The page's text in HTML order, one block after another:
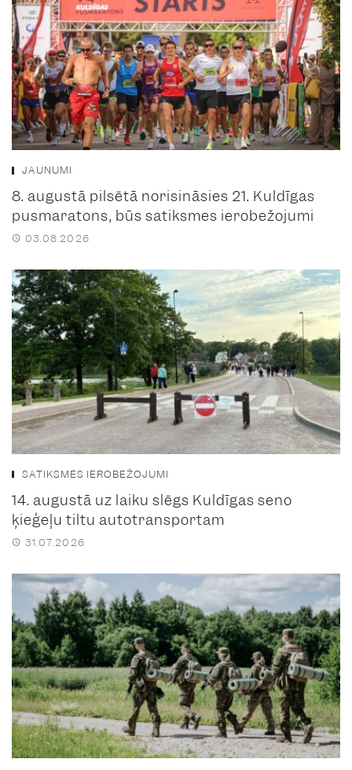
JAUNUMI
8. augustā pilsētā norisināsies 21. Kuldīgas
pusmaratons, būs satiksmes ierobežojumi
03.08.2026
SATIKSMES IEROBEŽOJUMI
14. augustā uz laiku slēgs Kuldīgas seno
ķieģeļu tiltu autotransportam
31.07.2026